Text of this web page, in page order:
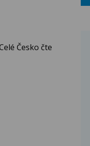
Česko čte